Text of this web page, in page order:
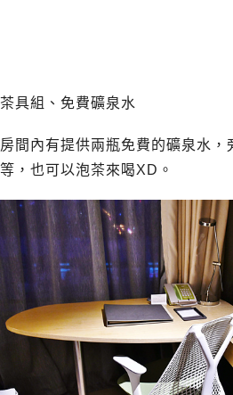
茶具組、免費礦泉水
房間內有提供兩瓶免費的礦泉水，
等，也可以泡茶來喝XD。